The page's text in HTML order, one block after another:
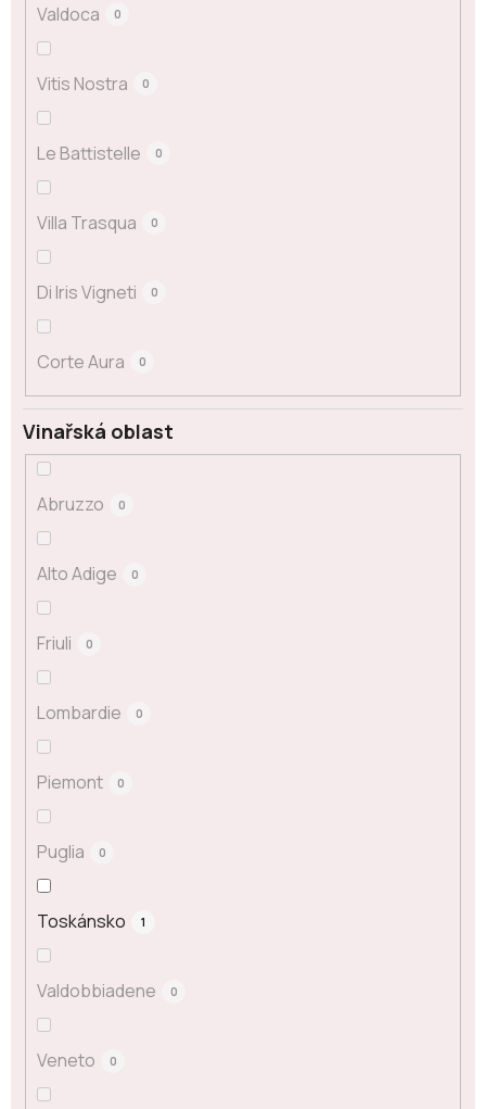
Valdoca 0
Vitis Nostra 0
Le Battistelle 0
Villa Trasqua 0
Di Iris Vigneti 0
Corte Aura 0
Vinařská oblast
Abruzzo 0
Alto Adige 0
Friuli 0
Lombardie 0
Piemont 0
Puglia 0
Toskánsko 1
Valdobbiadene 0
Veneto 0